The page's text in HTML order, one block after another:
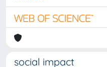
social impact